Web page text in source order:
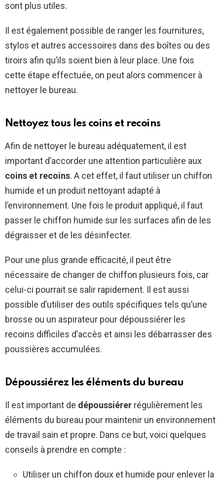
sont plus utiles.
Il est également possible de ranger les fournitures,
stylos et autres accessoires dans des boîtes ou des
tiroirs afin qu’ils soient bien à leur place. Une fois
cette étape effectuée, on peut alors commencer à
nettoyer le bureau.
Nettoyez tous les coins et recoins
Afin de nettoyer le bureau adéquatement, il est
important d’accorder une attention particulière aux
coins et recoins. A cet effet, il faut utiliser un chiffon
humide et un produit nettoyant adapté à
l’environnement. Une fois le produit appliqué, il faut
passer le chiffon humide sur les surfaces afin de les
dégraisser et de les désinfecter.
Pour une plus grande efficacité, il peut être
nécessaire de changer de chiffon plusieurs fois, car
celui-ci pourrait se salir rapidement. Il est aussi
possible d’utiliser des outils spécifiques tels qu’une
brosse ou un aspirateur pour dépoussiérer les
recoins difficiles d’accès et ainsi les débarrasser des
poussières accumulées.
Dépoussiérez les éléments du bureau
Il est important de dépoussiérer régulièrement les
éléments du bureau pour maintenir un environnement
de travail sain et propre. Dans ce but, voici quelques
conseils à prendre en compte :
Utiliser un chiffon doux et humide pour enlever la